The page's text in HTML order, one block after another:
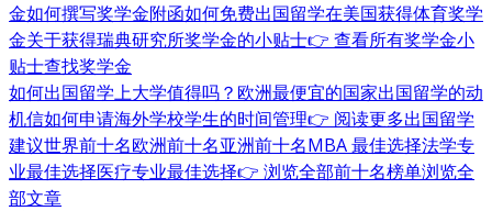
金如何撰写奖学金附函如何免费出国留学在美国获得体育奖学
金关于获得瑞典研究所奖学金的小贴士👉 查看所有奖学金小
贴士查找奖学金
如何出国留学上大学值得吗？ 欧洲最便宜的国家出国留学的动
机信如何申请海外学校学生的时间管理👉 阅读更多出国留学
建议世界前十名欧洲前十名亚洲前十名MBA 最佳选择法学专
业最佳选择医疗专业最佳选择👉 浏览全部前十名榜单浏览全
部文章